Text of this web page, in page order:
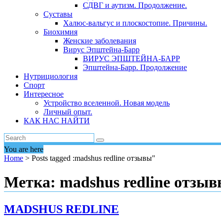
СДВГ и аутизм. Продолжение.
Суставы
Халюс-вальгус и плоскостопие. Причины.
Биохимия
Женские заболевания
Вирус Эпштейна-Барр
ВИРУС ЭПШТЕЙНА-БАРР
Эпштейна-Барр. Продолжение
Нутрициология
Спорт
Интересное
Устройство вселенной. Новая модель
Личный опыт.
КАК НАС НАЙТИ
You are here
Home > Posts tagged :madshus redline отзывы"
Метка: madshus redline
MADSHUS REDLINE